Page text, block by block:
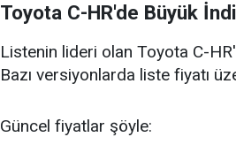
Toyota C-HR'de Büyük
Listenin lideri olan Toyota C-
Bazı versiyonlarda liste fiyatı
Güncel fiyatlar şöyle: